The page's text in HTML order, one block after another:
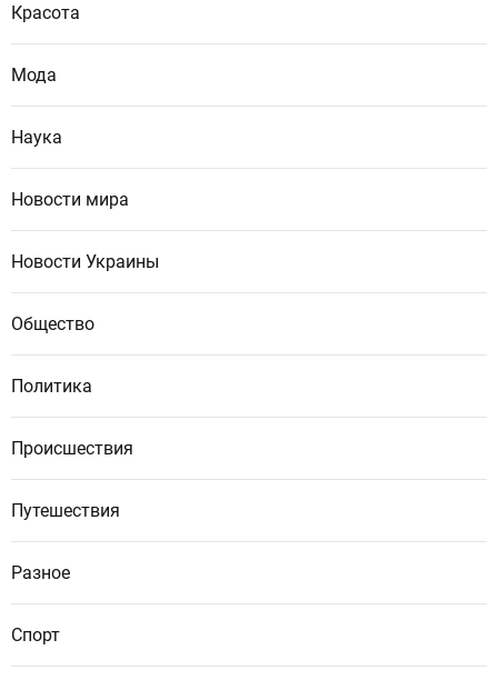
Красота
Мода
Наука
Новости мира
Новости Украины
Общество
Политика
Происшествия
Путешествия
Разное
Спорт